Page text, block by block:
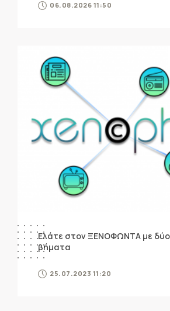
06.08.2026 11:50
Ελάτε στον ΞΕΝΟΦΩΝΤΑ με
βήματα
25.07.2023 11:20